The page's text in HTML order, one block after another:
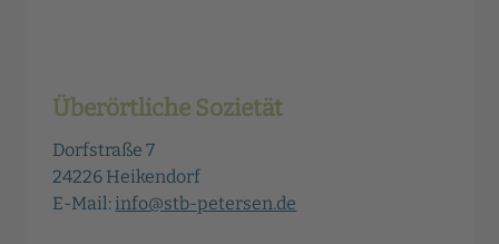
Überörtliche Sozietät
Dorfstraße 7
24226 Heikendorf
E-Mail: info@stb-petersen.de